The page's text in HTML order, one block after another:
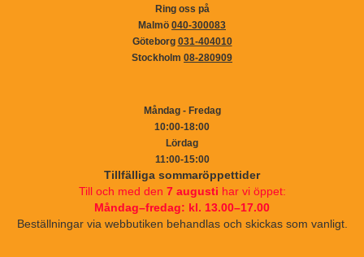
Ring oss på
Malmö 040-300083
Göteborg 031-404010
Stockholm 08-280909
Måndag - Fredag
10:00-18:00
Lördag
11:00-15:00
Tillfälliga sommaröppettider
Till och med den 7 augusti har vi öppet:
Måndag–fredag: kl. 13.00–17.00
Beställningar via webbutiken behandlas och skickas som vanligt.